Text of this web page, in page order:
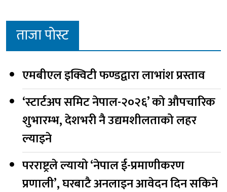
ताजा पोस्ट
एमबीएल इक्विटी फण्डद्वारा लाभांश प्रस्ताव
‘स्टार्टअप समिट नेपाल-२०२६’ को औपचारिक
शुभारम्भ, देशभरी नै उद्यमशीलताको लहर
ल्याइने
परराष्ट्रले ल्यायो ‘नेपाल ई-प्रमाणीकरण
प्रणाली’, घरबाटै अनलाइन आवेदन दिन सकिने